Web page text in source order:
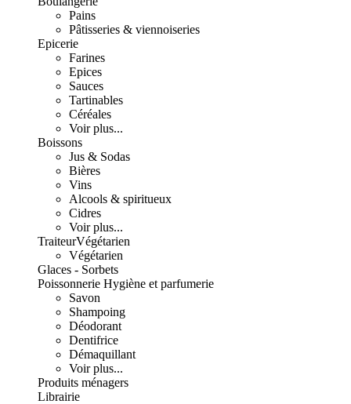
Pains
Pâtisseries & viennoiseries
Epicerie
Farines
Epices
Sauces
Tartinables
Céréales
Voir plus...
Boissons
Jus & Sodas
Bières
Vins
Alcools & spiritueux
Cidres
Voir plus...
TraiteurVégétarien
Végétarien
Glaces - Sorbets
Poissonnerie Hygiène et parfumerie
Savon
Shampoing
Déodorant
Dentifrice
Démaquillant
Voir plus...
Produits ménagers
Librairie